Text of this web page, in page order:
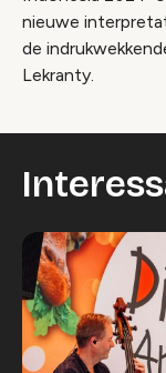
nieuwe
de
Lekranty.